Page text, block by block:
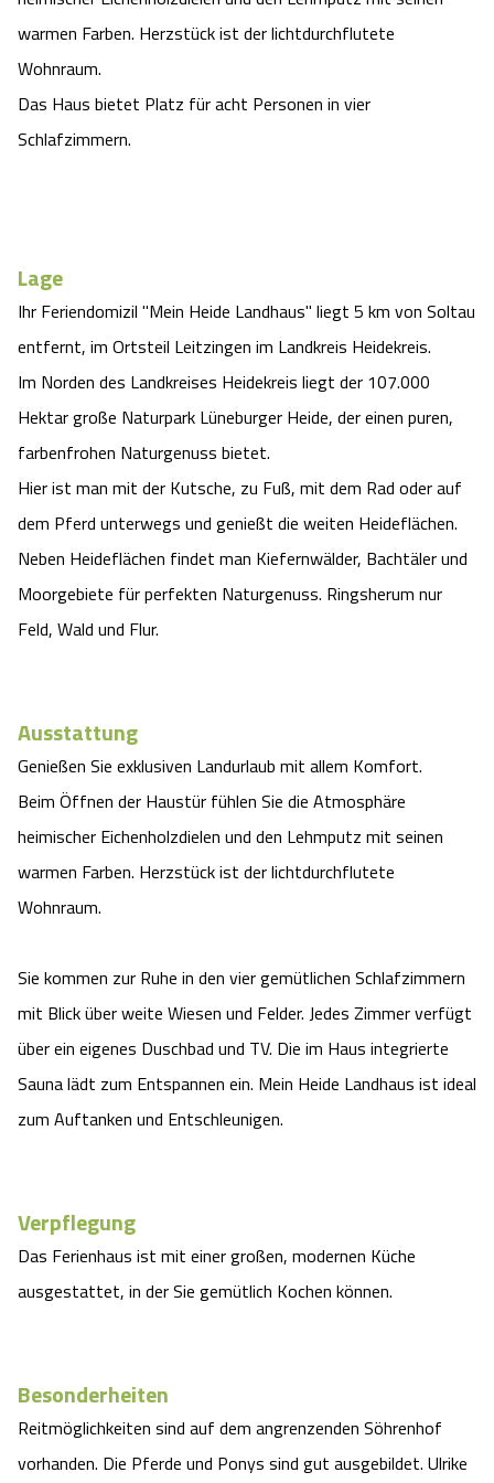
Camping
Kataloge
Shop
Angebote
Kontakt
Reiten
Kutschen
Unterkünfte
Naturhotels
Urlaub auf dem Bauernhof
Landschaftsführungen
Wildpark Lüneburger Heide
Wildpark Schwarze Berge
Ralf Schumacher Kart & Bowl
Das verrückte Haus
Battle Kart Bispingen
Adventure District Bispingen
Veranstaltungen
Shopping Celle
Kulinarisches Celle
warmen Farben. Herzstück ist der lichtdurchflutete
Wohnraum.
Das Haus bietet Platz für acht Personen in vier
Schlafzimmern.
Lage
Ihr Feriendomizil "Mein Heide Landhaus" liegt 5 km von Soltau
entfernt, im Ortsteil Leitzingen im Landkreis Heidekreis.
Im Norden des Landkreises Heidekreis liegt der 107.000
Hektar große Naturpark Lüneburger Heide, der einen puren,
farbenfrohen Naturgenuss bietet.
Hier ist man mit der Kutsche, zu Fuß, mit dem Rad oder auf
dem Pferd unterwegs und genießt die weiten Heideflächen.
Neben Heideflächen findet man Kiefernwälder, Bachtäler und
Moorgebiete für perfekten Naturgenuss. Ringsherum nur
Feld, Wald und Flur.
Ausstattung
Genießen Sie exklusiven Landurlaub mit allem Komfort.
Beim Öffnen der Haustür fühlen Sie die Atmosphäre
heimischer Eichenholzdielen und den Lehmputz mit seinen
warmen Farben. Herzstück ist der lichtdurchflutete
Wohnraum.
Sie kommen zur Ruhe in den vier gemütlichen Schlafzimmern
mit Blick über weite Wiesen und Felder. Jedes Zimmer verfügt
über ein eigenes Duschbad und TV. Die im Haus integrierte
Sauna lädt zum Entspannen ein. Mein Heide Landhaus ist ideal
zum Auftanken und Entschleunigen.
Verpflegung
Das Ferienhaus ist mit einer großen, modernen Küche
ausgestattet, in der Sie gemütlich Kochen können.
Besonderheiten
Reitmöglichkeiten sind auf dem angrenzenden Söhrenhof
vorhanden. Die Pferde und Ponys sind gut ausgebildet. Ulrike